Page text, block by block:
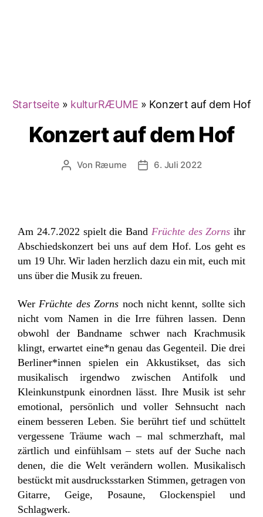
Startseite » kulturRÆUME » Konzert auf dem Hof
Konzert auf dem Hof
Beitragsautor
Von Ræume Veröffentlichungsdatum
6. Juli 2022
Am 24.7.2022 spielt die Band Früchte des Zorns ihr
Abschiedskonzert bei uns auf dem Hof. Los geht es
um 19 Uhr. Wir laden herzlich dazu ein mit, euch mit
uns über die Musik zu freuen.
WerFrüchte des Zorns noch nicht kennt, sollte sich
nicht vom Namen in die Irre führen lassen. Denn
obwohl der Bandname schwer nach Krachmusik
klingt, erwartet eine*n genau das Gegenteil. Die drei
Berliner*innen spielen ein Akkustikset, das sich
musikalisch irgendwo zwischen Antifolk und
Kleinkunstpunk einordnen lässt. Ihre Musik ist sehr
emotional, persönlich und voller Sehnsucht nach
einem besseren Leben. Sie berührt tief und schüttelt
vergessene Träume wach – mal schmerzhaft, mal
zärtlich und einfühlsam – stets auf der Suche nach
denen, die die Welt verändern wollen. Musikalisch
bestückt mit ausdrucksstarken Stimmen, getragen von
Gitarre, Geige, Posaune, Glockenspiel und
Schlagwerk.